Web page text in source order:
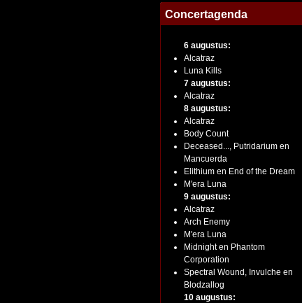
Concertagenda
6 augustus:
Alcatraz
Luna Kills
7 augustus:
Alcatraz
8 augustus:
Alcatraz
Body Count
Deceased..., Putridarium en
Mancuerda
Elithium en End of the Dream
M'era Luna
9 augustus:
Alcatraz
Arch Enemy
M'era Luna
Midnight en Phantom
Corporation
Spectral Wound, Invulche en
Blodzallog
10 augustus: